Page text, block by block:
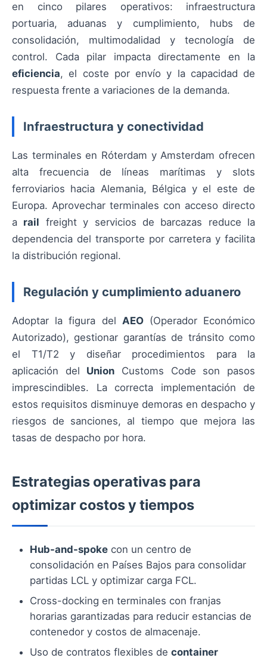
en cinco pilares operativos: infraestructura
portuaria, aduanas y cumplimiento, hubs de
consolidación, multimodalidad y tecnología de
control. Cada pilar impacta directamente en la
eficiencia, el coste por envío y la capacidad de
respuesta frente a variaciones de la demanda.
Infraestructura y conectividad
Las terminales en Róterdam y Amsterdam ofrecen
alta frecuencia de líneas marítimas y slots
ferroviarios hacia Alemania, Bélgica y el este de
Europa. Aprovechar terminales con acceso directo
a rail freight y servicios de barcazas reduce la
dependencia del transporte por carretera y facilita
la distribución regional.
Regulación y cumplimiento aduanero
Adoptar la figura del AEO(Operador Económico
Autorizado), gestionar garantías de tránsito como
el T1/T2 y diseñar procedimientos para la
aplicación del Union Customs Code son pasos
imprescindibles. La correcta implementación de
estos requisitos disminuye demoras en despacho y
riesgos de sanciones, al tiempo que mejora las
tasas de despacho por hora.
Estrategias operativas para
optimizar costos y tiempos
Hub-and-spoke con un centro de
consolidación en Países Bajos para consolidar
partidas LCL y optimizar carga FCL.
Cross-docking en terminales con franjas
horarias garantizadas para reducir estancias de
contenedor y costos de almacenaje.
Uso de contratos flexibles de container